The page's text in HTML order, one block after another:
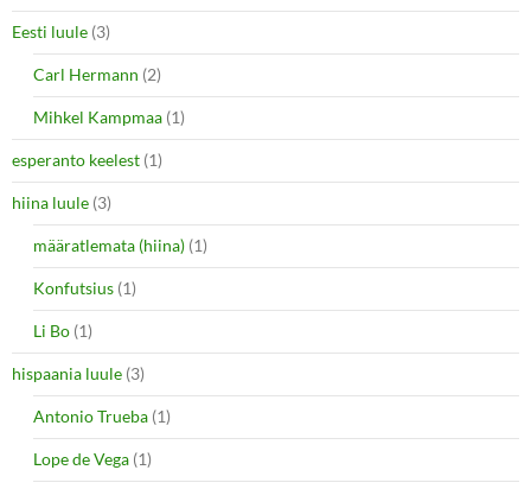
Eesti luule (3)
Carl Hermann (2)
Mihkel Kampmaa (1)
esperanto keelest (1)
hiina luule (3)
määratlemata (hiina) (1)
Konfutsius (1)
Li Bo (1)
hispaania luule (3)
Antonio Trueba (1)
Lope de Vega (1)